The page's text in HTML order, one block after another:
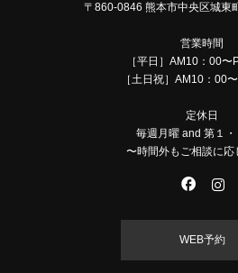
〒860-0846 熊本市中央区城東
営業時間
［平日］AM10：00〜
［土日祝］AM10：00
定休日
毎週月曜 and 第１
〜時間外もご相談に応
WEB予約